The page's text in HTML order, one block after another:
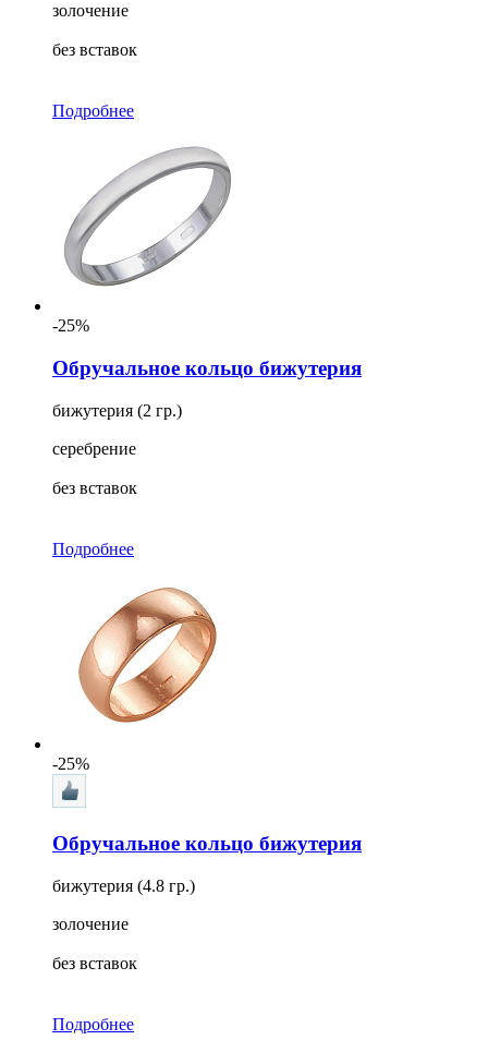
золочение
без вставок
Подробнее
-25%
Обручальное кольцо бижутерия
бижутерия (2 гр.)
серебрение
без вставок
Подробнее
-25%
Обручальное кольцо бижутерия
бижутерия (4.8 гр.)
золочение
без вставок
Подробнее